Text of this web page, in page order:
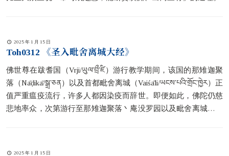
2025 年 1 月 15 日
Toh0312 《圣入毗舍离城大经》
佛世尊在跋耆国（Vrji/ཡུལ་བྲྀ་ཛི）游行教学期间，该国的那雉迦聚
落（Nāḍikā/སྒྲ་ཅན）以及首都毗舍离城（Vaiśāli/ཡངས་པའི་གྲོང་ཁྱེར）正
值严重瘟疫流行，许多人都因染疫而辞世。即便如此，佛陀仍慈
悲地率众，次第游行至那雉迦聚落丶庵没罗园以及毗舍离城等处
2025 年 1 月 15 日